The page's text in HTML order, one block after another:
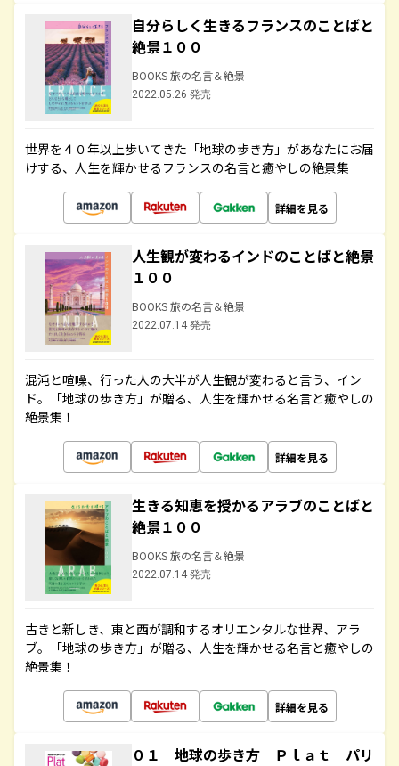
自分らしく生きるフランスのことばと
絶景１００
BOOKS 旅の名言＆絶景
2022.05.26 発売
世界を４０年以上歩いてきた「地球の歩き方」があなたにお届
けする、人生を輝かせるフランスの名言と癒やしの絶景集
詳細を見る
人生観が変わるインドのことばと絶景
１００
BOOKS 旅の名言＆絶景
2022.07.14 発売
混沌と喧噪、行った人の大半が人生観が変わると言う、イン
ド。「地球の歩き方」が贈る、人生を輝かせる名言と癒やしの
絶景集！
詳細を見る
生きる知恵を授かるアラブのことばと
絶景１００
BOOKS 旅の名言＆絶景
2022.07.14 発売
古きと新しき、東と西が調和するオリエンタルな世界、アラ
ブ。「地球の歩き方」が贈る、人生を輝かせる名言と癒やしの
絶景集！
詳細を見る
０１ 地球の歩き方 Ｐｌａｔ パリ